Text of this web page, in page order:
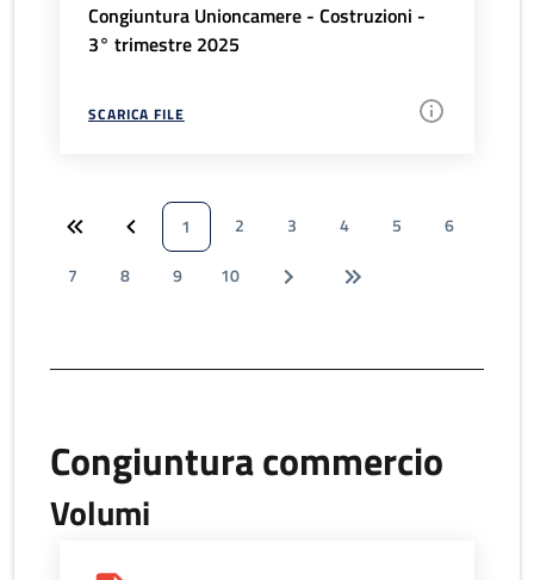
Congiuntura Unioncamere - Costruzioni -
3° trimestre 2025
SCARICA FILE
1 2 3 4 5
6
7
8 9 10
Congiuntura commercio
Volumi